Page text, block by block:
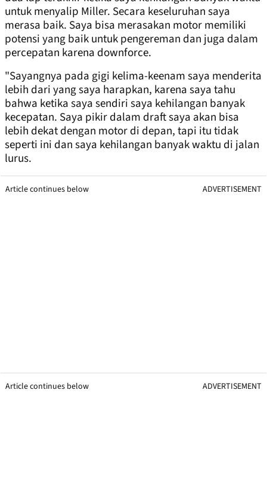
untuk menyalip Miller. Secara keseluruhan saya
merasa baik. Saya bisa merasakan motor memiliki
potensi yang baik untuk pengereman dan juga dalam
percepatan karena downforce.
"Sayangnya pada gigi kelima-keenam saya menderita
lebih dari yang saya harapkan, karena saya tahu
bahwa ketika saya sendiri saya kehilangan banyak
kecepatan. Saya pikir dalam draft saya akan bisa
lebih dekat dengan motor di depan, tapi itu tidak
seperti ini dan saya kehilangan banyak waktu di jalan
lurus.
Article continues below ADVERTISEMENT
Article continues below ADVERTISEMENT